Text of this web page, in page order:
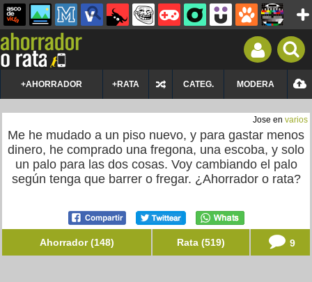
+AHORRADOR +RATA CATEG. MODERA
Jose en varios
Me he mudado a un piso nuevo, y para gastar menos
dinero, he comprado una fregona, una escoba, y solo
un palo para las dos cosas. Voy cambiando el palo
según tenga que barrer o fregar. ¿Ahorrador o rata?
Ahorrador (148) Rata (519) 9